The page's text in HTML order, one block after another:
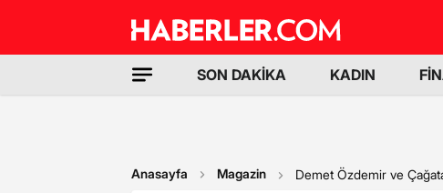
SON DAKİKA KADIN
Anasayfa Magazin Demet Özdemir ve